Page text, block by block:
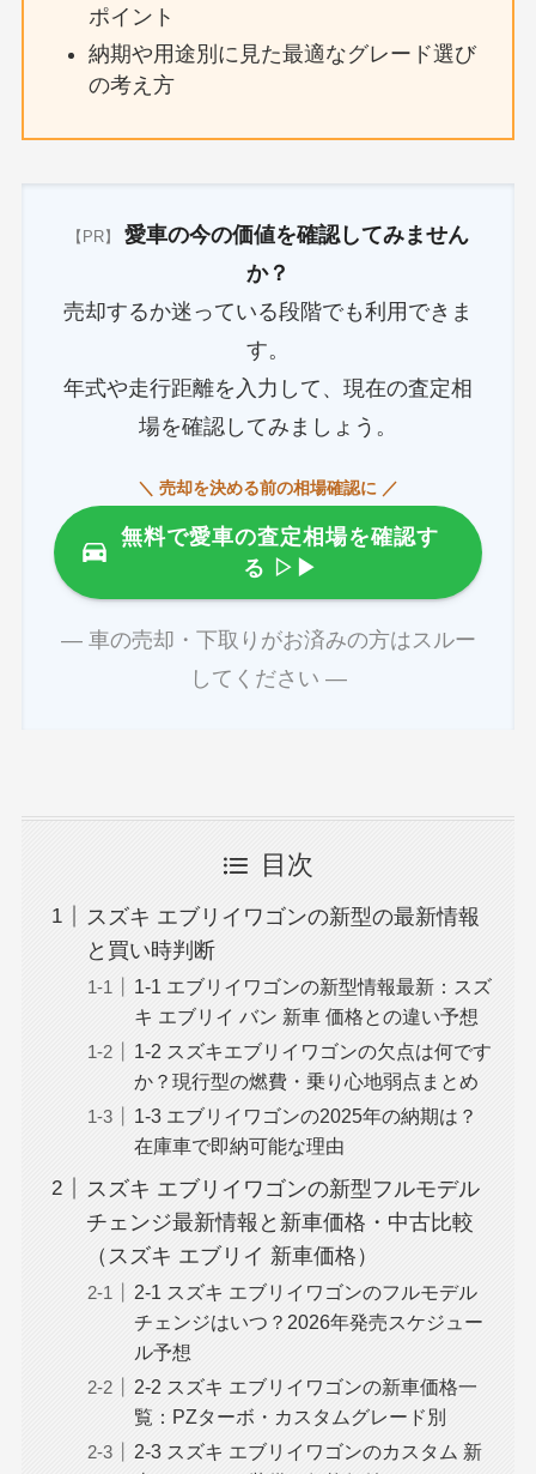
ポイント
納期や用途別に見た最適なグレード選び
の考え方
【PR】
愛車の今の価値を確認してみません
か？
売却するか迷っている段階でも利用できま
す。
年式や走行距離を入力して、現在の査定相
場を確認してみましょう。
＼ 売却を決める前の相場確認に ／
無料で愛車の査定相場を確認す
る ▷▶
― 車の売却・下取りがお済みの方はスルー
してください ―
目次
スズキ エブリイワゴンの新型の最新情報
と買い時判断
1-1 エブリイワゴンの新型情報最新：スズ
キ エブリイ バン 新車 価格との違い予想
1-2 スズキエブリイワゴンの欠点は何です
か？現行型の燃費・乗り心地弱点まとめ
1-3 エブリイワゴンの2025年の納期は？
在庫車で即納可能な理由
スズキ エブリイワゴンの新型フルモデル
チェンジ最新情報と新車価格・中古比較
（スズキ エブリイ 新車価格）
2-1 スズキ エブリイワゴンのフルモデル
チェンジはいつ？2026年発売スケジュー
ル予想
2-2 スズキ エブリイワゴンの新車価格一
覧：PZターボ・カスタムグレード別
2-3 スズキ エブリイワゴンのカスタム 新